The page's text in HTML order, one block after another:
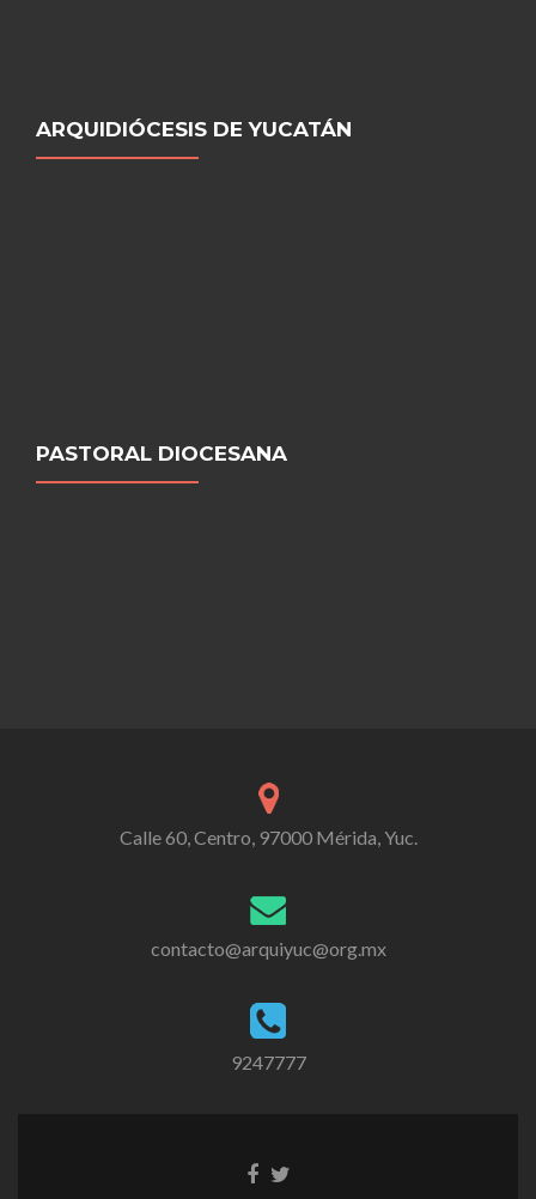
ARQUIDIÓCESIS DE YUCATÁN
PASTORAL DIOCESANA
Calle 60, Centro, 97000 Mérida, Yuc.
contacto@arquiyuc@org.mx
9247777